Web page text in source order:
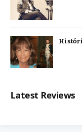
Latest Reviews